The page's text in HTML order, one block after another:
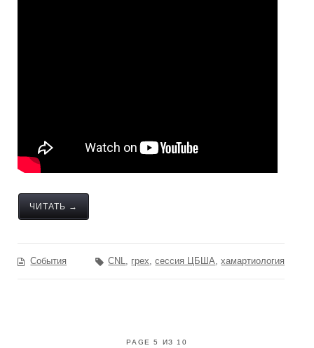
ЧИТАТЬ →
События CNL, грех,сессия ЦБША,хамартиология
PAGE 5 ИЗ 10